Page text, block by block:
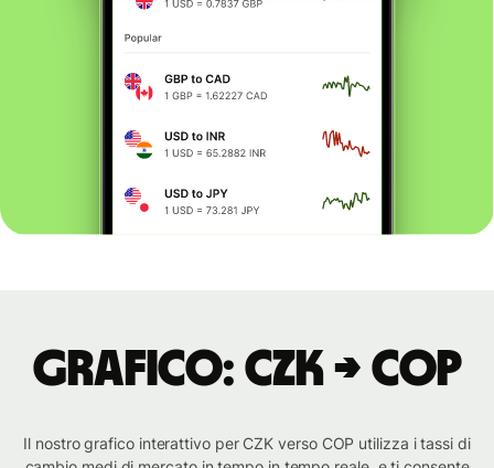
Grafico: CZK → COP
Il nostro grafico interattivo per CZK verso COP utilizza i tassi di